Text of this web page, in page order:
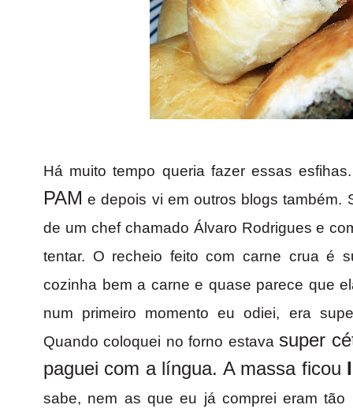
Há muito tempo queria fazer essas
PAM e depois vi em outros blogs também.
de um chef chamado Álvaro Rodrigues e
tentar. O recheio feito com carne crua é
cozinha bem a carne e quase parece que
num primeiro momento eu odiei, era
Quando coloquei no forno estava super
paguei com a língua. A massa ficou
sabe, nem as que eu já comprei eram tão